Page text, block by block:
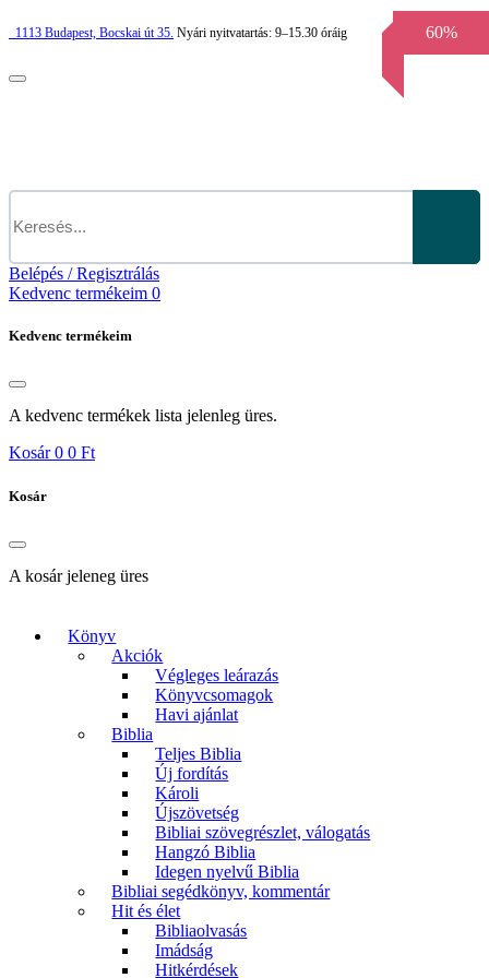
1113 Budapest, Bocskai út 35. Nyári nyitvatartás: 9–15.30 óráig
Belépés / Regisztrálás
Kedvenc termékeim 0
Kedvenc termékeim
A kedvenc termékek lista jelenleg üres.
Kosár 0 0 Ft
Kosár
A kosár jeleneg üres
Könyv
Akciók
Végleges leárazás
Könyvcsomagok
Havi ajánlat
Biblia
Teljes Biblia
Új fordítás
Károli
Újszövetség
Bibliai szövegrészlet, válogatás
Hangzó Biblia
Idegen nyelvű Biblia
Bibliai segédkönyv, kommentár
Hit és élet
Bibliaolvasás
Imádság
Hitkérdések
60%